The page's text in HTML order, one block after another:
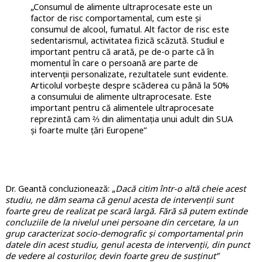
„Consumul de alimente ultraprocesate este un
factor de risc comportamental, cum este și
consumul de alcool, fumatul. Alt factor de risc este
sedentarismul, activitatea fizică scăzută. Studiul e
important pentru că arată, pe de-o parte că în
momentul în care o persoană are parte de
intervenții personalizate, rezultatele sunt evidente.
Articolul vorbește despre scăderea cu până la 50%
a consumului de alimente ultraprocesate. Este
important pentru că alimentele ultraprocesate
reprezintă cam ⅔ din alimentația unui adult din SUA
și foarte multe țări Europene”
Dr. Geantă concluzionează: „Dacă citim într-o altă cheie acest
studiu, ne dăm seama că genul acesta de intervenții sunt
foarte greu de realizat pe scară largă. Fără să putem extinde
concluziile de la nivelul unei persoane din cercetare, la un
grup caracterizat socio-demografic și comportamental prin
datele din acest studiu, genul acesta de intervenții, din punct
de vedere al costurilor, devin foarte greu de susținut”